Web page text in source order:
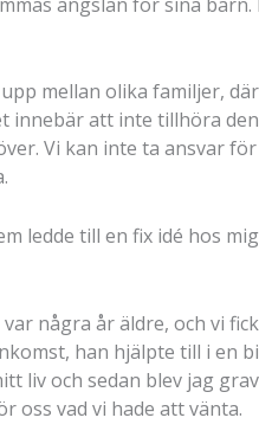
mellan olika familjer,
innebär att inte tillhöra
Vi kan inte ta ansvar
ledde till en fix idé hos
några år äldre, och vi
han hjälpte till i
liv och sedan blev jag
oss vad vi hade att vänta.